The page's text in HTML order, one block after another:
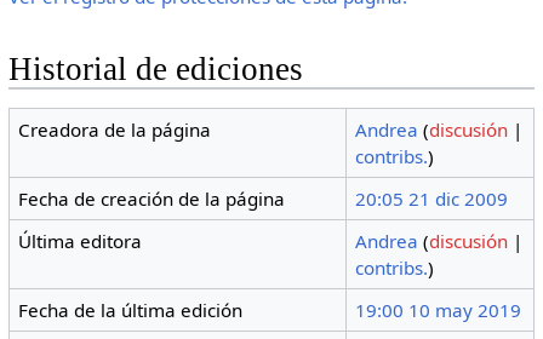
Historial de ediciones
Creadora de la página Andrea (discusión |
contribs.)
Fecha de creación de la página
20:05 21 dic 2009
Última editora
Andrea (discusión |
contribs.)
Fecha de la última edición
19:00 10 may 2019